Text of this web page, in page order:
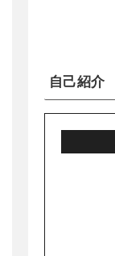
自己紹介